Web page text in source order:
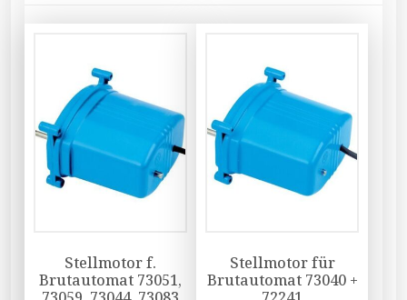
Stellmotor f.
Brutautomat 73051,
Stellmotor für
Brutautomat 73040 +